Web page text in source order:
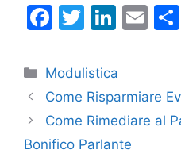
F
c
e
b
o
T
itt
er
Li
k
e
dI
n
E
l
Categorie
Modulistica
Come Risparmiare
Come Rimediare al
Bonifico Parlante